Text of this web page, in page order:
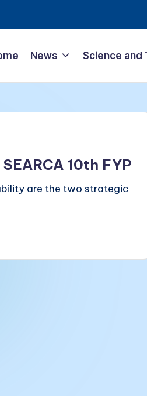
News Science and
10th FYP
are the two strategic